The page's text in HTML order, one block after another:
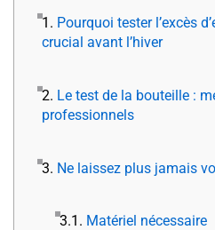
1. Pourquoi tester l’excès
crucial avant l’hiver
2. Le test de la bouteille :
professionnels
3. Ne laissez plus jamais
3.1. Matériel nécessaire